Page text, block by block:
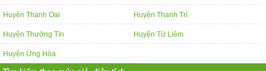
Huyện Thanh Oai Huyện Thanh Trì
Huyện Thường Tín Huyện Từ Liêm
Huyện Ứng Hòa